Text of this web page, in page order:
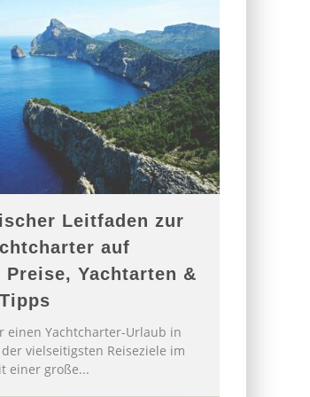
Leitfaden zur
auf
Yachtarten &
einen Yachtcharter-Urlaub in
vielseitigsten Reiseziele im
einer große...